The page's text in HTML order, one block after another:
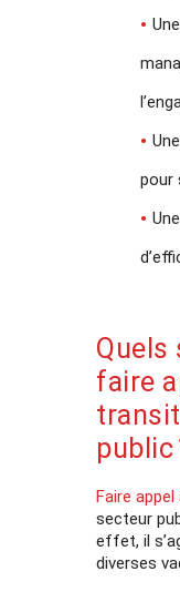
pour
Quels
faire
public
Faire
secteur
effet, il
diverses